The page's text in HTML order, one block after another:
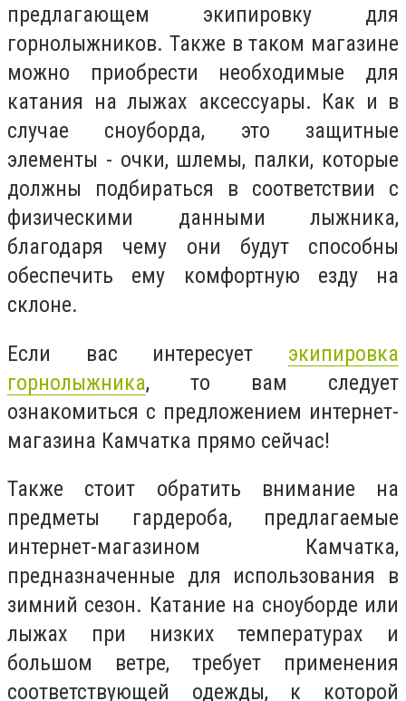
предлагающем экипировку для
горнолыжников. Также в таком магазине
можно приобрести необходимые для
катания на лыжах аксессуары. Как и в
случае сноуборда, это защитные
элементы - очки, шлемы, палки, которые
должны подбираться в соответствии с
физическими данными лыжника,
благодаря чему они будут способны
обеспечить ему комфортную езду на
склоне.
Если вас интересует экипировка
горнолыжника, то вам следует
ознакомиться с предложением интернет-
магазина Камчатка прямо сейчас!
Также стоит обратить внимание на
предметы гардероба, предлагаемые
интернет-магазином Камчатка,
предназначенные для использования в
зимний сезон. Катание на сноуборде или
лыжах при низких температурах и
большом ветре, требует применения
соответствующей одежды, к которой